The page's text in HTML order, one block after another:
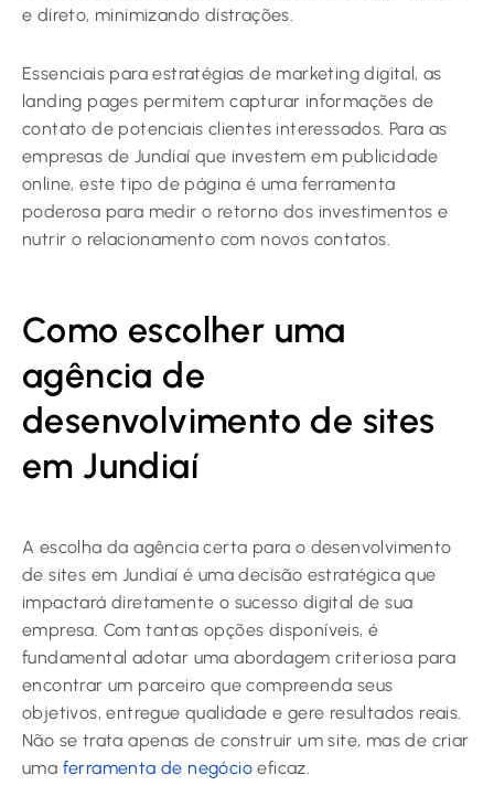
e direto, minimizando distrações.
Essenciais para estratégias de marketing digital, as
landing pages permitem capturar informações de
contato de potenciais clientes interessados. Para as
empresas de Jundiaí que investem em publicidade
online, este tipo de página é uma ferramenta
poderosa para medir o retorno dos investimentos e
nutrir o relacionamento com novos contatos.
Como escolher uma
agência de
desenvolvimento de sites
em Jundiaí
A escolha da agência certa para o desenvolvimento
de sites em Jundiaí é uma decisão estratégica que
impactará diretamente o sucesso digital de sua
empresa. Com tantas opções disponíveis, é
fundamental adotar uma abordagem criteriosa para
encontrar um parceiro que compreenda seus
objetivos, entregue qualidade e gere resultados reais.
Não se trata apenas de construir um site, mas de criar
uma ferramenta de negócio eficaz.